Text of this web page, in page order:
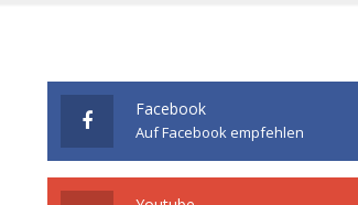
Facebook
Auf Facebook empfehlen